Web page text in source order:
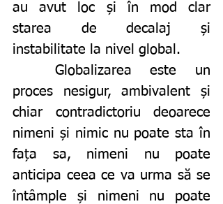
au avut loc și în mod clar
starea de decalaj și
instabilitate la nivel global.
proces nesigur, ambivalent și
chiar contradictoriu deoarece
nimeni și nimic nu poate sta în
fața sa, nimeni nu poate
anticipa ceea ce va urma să se
întâmple și nimeni nu poate